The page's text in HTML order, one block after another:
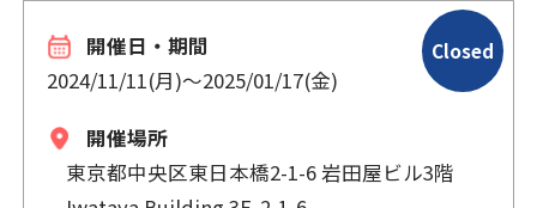
開催日・期間
2024/11/11(月)〜2025/01/17(金)
Closed
開催場所
東京都中央区東日本橋2-1-6 岩田屋ビル3階